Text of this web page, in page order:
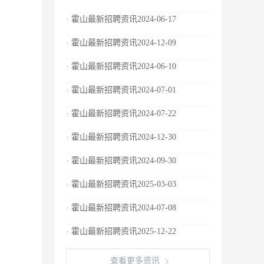
· 霍山最新招聘资讯2024-06-17
· 霍山最新招聘资讯2024-12-09
· 霍山最新招聘资讯2024-06-10
· 霍山最新招聘资讯2024-07-01
· 霍山最新招聘资讯2024-07-22
· 霍山最新招聘资讯2024-12-30
· 霍山最新招聘资讯2024-09-30
· 霍山最新招聘资讯2025-03-03
· 霍山最新招聘资讯2024-07-08
· 霍山最新招聘资讯2025-12-22
查看更多资讯